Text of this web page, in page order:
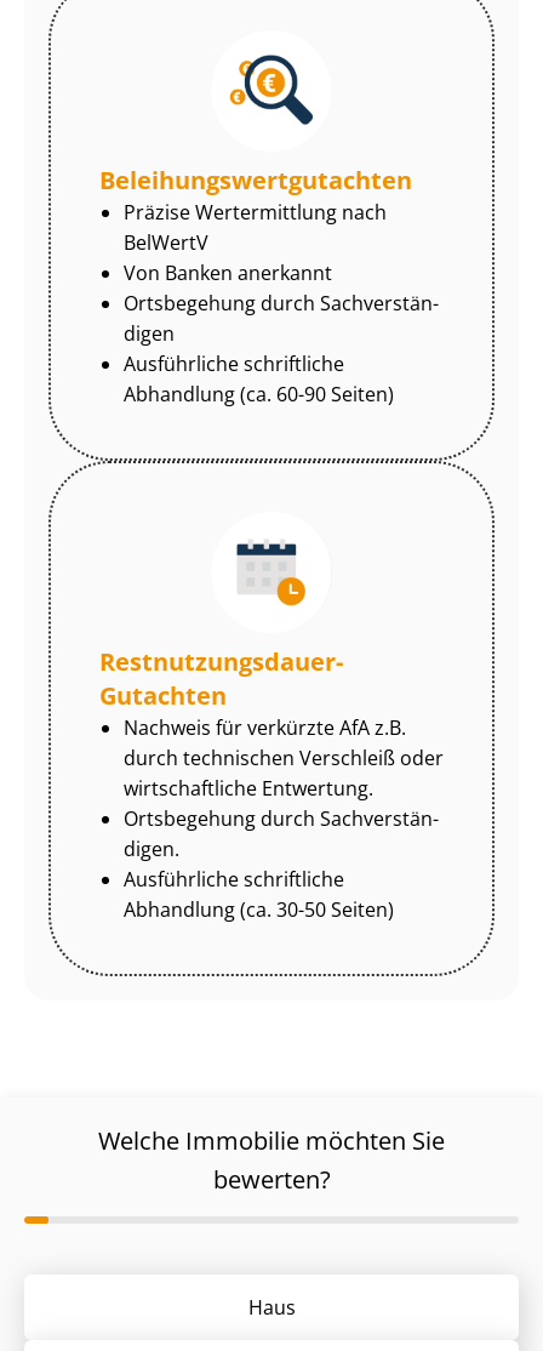
Be­lei­hungs­wert­gut­ach­ten
Präzise Wertermittlung nach
BelWertV
Von Banken anerkannt
Ortsbegehung durch Sach­ver­stän­
di­gen
Ausführliche schriftliche
Abhandlung (ca. 60-90 Seiten)
Rest­nut­zungs­dau­er-
Gutachten
Nachweis für verkürzte AfA z.B.
durch technischen Verschleiß oder
wirtschaftliche Entwertung.
Ortsbegehung durch Sach­ver­stän­
di­gen.
Ausführliche schriftliche
Abhandlung (ca. 30-50 Seiten)
Welche Immobilie möchten Sie
bewerten?
Haus